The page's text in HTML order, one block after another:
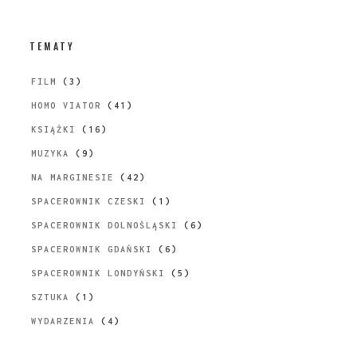
TEMATY
FILM (3)
HOMO VIATOR (41)
KSIĄŻKI (16)
MUZYKA (9)
NA MARGINESIE (42)
SPACEROWNIK CZESKI (1)
SPACEROWNIK DOLNOŚLĄSKI (6)
SPACEROWNIK GDAŃSKI (6)
SPACEROWNIK LONDYŃSKI (5)
SZTUKA (1)
WYDARZENIA (4)